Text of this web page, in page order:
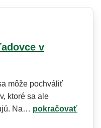
v
môže pochváliť
ktoré sa ale
Na… pokračovať